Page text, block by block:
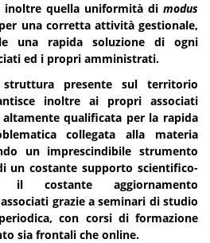
inoltre quella uniformità di modus
una corretta attività gestionale,
una rapida soluzione di ogni
ed i propri amministrati.
presente sul territorio
inoltre ai propri associati
altamente qualificata per la rapida
collegata alla materia
un imprescindibile strumento
un costante supporto scientifico-
il costante aggiornamento
grazie a seminari di studio
con corsi di formazione
sia frontali che online.